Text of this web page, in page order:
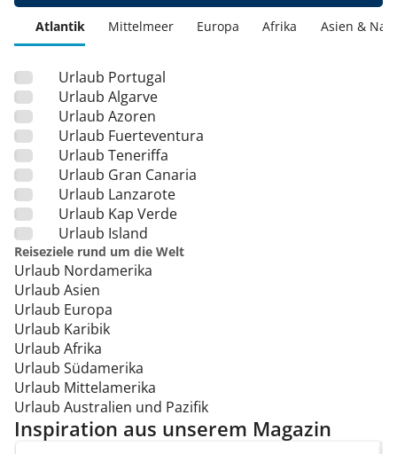
Atlantik Mittelmeer Europa Afrika Asien &
Urlaub Portugal
Urlaub Algarve
Urlaub Azoren
Urlaub Fuerteventura
Urlaub Teneriffa
Urlaub Gran Canaria
Urlaub Lanzarote
Urlaub Kap Verde
Urlaub Island
Reiseziele rund um die Welt
Urlaub Nordamerika
Urlaub Asien
Urlaub Europa
Urlaub Karibik
Urlaub Afrika
Urlaub Südamerika
Urlaub Mittelamerika
Urlaub Australien und Pazifik
Inspiration aus unserem Magazin